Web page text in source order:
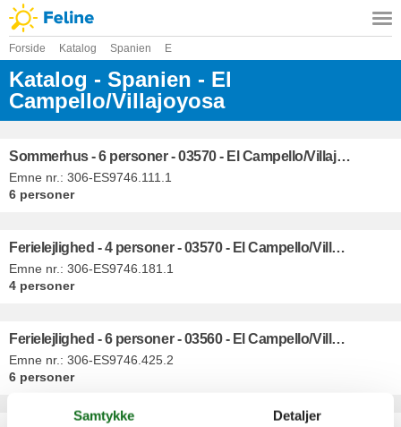
Forside Katalog Spanien E
Katalog - Spanien - El
Campello/Villajoyosa
Sommerhus - 6 personer - 03570 - El Campello/Villajoyosa
Emne nr.: 306-ES9746.111.1
6 personer
Ferielejlighed - 4 personer - 03570 - El Campello/Villajoyosa
Emne nr.: 306-ES9746.181.1
4 personer
Ferielejlighed - 6 personer - 03560 - El Campello/Villajoyosa
Emne nr.: 306-ES9746.425.2
6 personer
Samtykke Detaljer